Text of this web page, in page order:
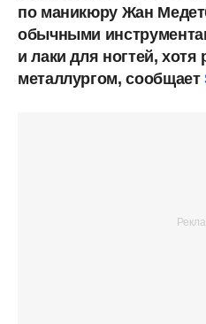
по маникюру Жан
обычными
и лаки для ногтей,
металлургом, сообщает